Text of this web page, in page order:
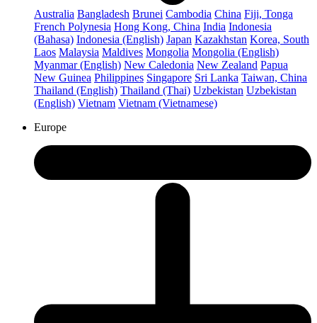
Australia Bangladesh Brunei Cambodia China Fiji, Tonga
French Polynesia Hong Kong, China India Indonesia
(Bahasa) Indonesia (English) Japan Kazakhstan Korea, South
Laos Malaysia Maldives Mongolia Mongolia (English)
Myanmar (English) New Caledonia New Zealand Papua
New Guinea Philippines Singapore Sri Lanka Taiwan, China
Thailand (English) Thailand (Thai) Uzbekistan Uzbekistan
(English) Vietnam Vietnam (Vietnamese)
Europe